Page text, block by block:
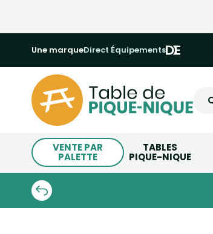
Une marqueDirect Équipements
VENTE PAR
PALETTE
TABLES
PIQUE-NIQUE